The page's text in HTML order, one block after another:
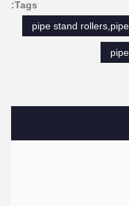
Tags:
pipe stand